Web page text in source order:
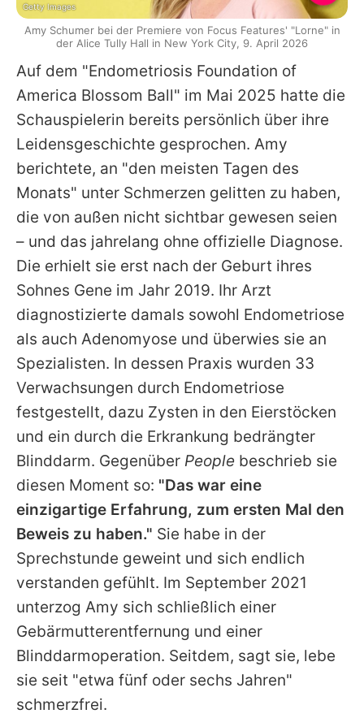
Auf dem "Endometriosis Foundation of
America Blossom Ball" im Mai 2025 hatte die
Schauspielerin bereits persönlich über ihre
Leidensgeschichte gesprochen. Amy
berichtete, an "den meisten Tagen des
Monats" unter Schmerzen gelitten zu haben,
die von außen nicht sichtbar gewesen seien
– und das jahrelang ohne offizielle Diagnose.
Die erhielt sie erst nach der Geburt ihres
Sohnes Gene im Jahr 2019. Ihr Arzt
diagnostizierte damals sowohl Endometriose
als auch Adenomyose und überwies sie an
Spezialisten. In dessen Praxis wurden 33
Verwachsungen durch Endometriose
festgestellt, dazu Zysten in den Eierstöcken
und ein durch die Erkrankung bedrängter
Blinddarm. Gegenüber People beschrieb sie
diesen Moment so: "Das war eine
einzigartige Erfahrung, zum ersten Mal den
Beweis zu haben." Sie habe in der
Sprechstunde geweint und sich endlich
verstanden gefühlt. Im September 2021
unterzog Amy sich schließlich einer
Gebärmutterentfernung und einer
Blinddarmoperation. Seitdem, sagt sie, lebe
sie seit "etwa fünf oder sechs Jahren"
schmerzfrei.
Getty Images
Amy Schumer bei der Premiere von Focus Features' "Lorne" in
der Alice Tully Hall in New York City, 9. April 2026